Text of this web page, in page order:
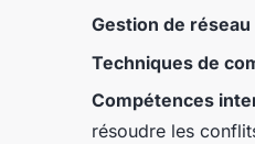
Gestion de réseau
Techniques de
Compétences
résoudre les